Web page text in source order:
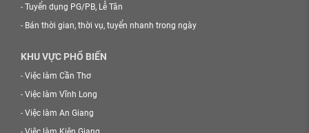
- Tuyển dụng PG/PB, Lễ Tân
- Bán thời gian, thời vụ, tuyển nhanh trong ngày
KHU VỰC PHỔ BIẾN
- Việc làm Cần Thơ
- Việc làm Vĩnh Long
- Việc làm An Giang